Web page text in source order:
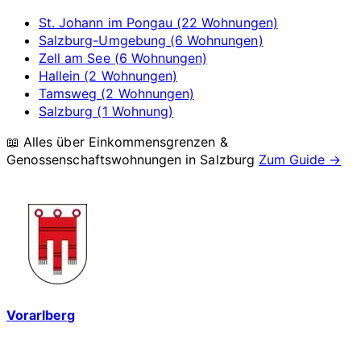
St. Johann im Pongau (22 Wohnungen)
Salzburg-Umgebung (6 Wohnungen)
Zell am See (6 Wohnungen)
Hallein (2 Wohnungen)
Tamsweg (2 Wohnungen)
Salzburg (1 Wohnung)
📖 Alles über Einkommensgrenzen &
Genossenschaftswohnungen in Salzburg Zum Guide →
Vorarlberg